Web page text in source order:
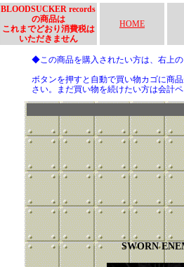
BLOODSUCKER records
の商品は
これまでどおり消費税は
いただきません
HOME
◆この商品を購入されたい方は、右上
ボタンを押すと自動で買い物カゴに商
さい。まだ買い物を続けたい方は会計
SWORN